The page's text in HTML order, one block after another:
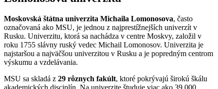
Moskovská štátna univerzita Michaila Lomonosova, často
označovaná ako MSU, je jednou z najprestížnejších univerzít v
Rusku. Univerzitu, ktorá sa nachádza v centre Moskvy, založil v
roku 1755 slávny ruský vedec Michail Lomonosov. Univerzita je
najstaršou a najväčšou univerzitou v Rusku a je popredným centrom
výskumu a vzdelávania.
MSU sa skladá z 29 rôznych fakúlt, ktoré pokrývajú širokú škálu
akademických disciplín. Na univerzite študuje viac ako 39 000